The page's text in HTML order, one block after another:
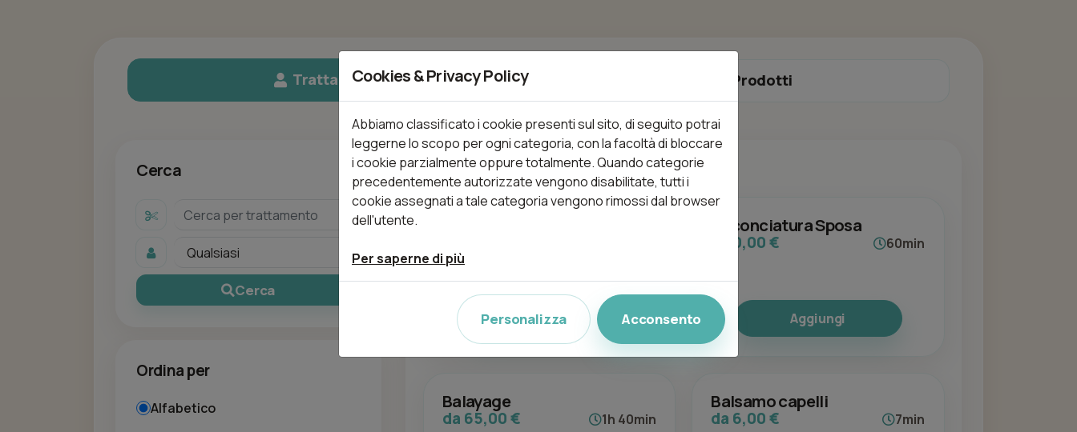
Trattamenti Prodotti
Cerca
Cerca
Ordina per
Alfabetico
Trattamenti (57)
Aggiungi
Acconciatura Sposa
da 0,00 € 60min
Aggiungi
Balayage
da 65,00 € 1h 40min
Balsamo capelli
da 6,00 € 7min
Cookies & Privacy Policy
Abbiamo classificato i cookie presenti sul sito, di seguito potrai
leggerne lo scopo per ogni categoria, con la facoltà di bloccare
i cookie parzialmente oppure totalmente. Quando categorie
precedentemente autorizzate vengono disabilitate, tutti i
cookie assegnati a tale categoria vengono rimossi dal browser
dell'utente.
Per saperne di più
Personalizza Acconsento